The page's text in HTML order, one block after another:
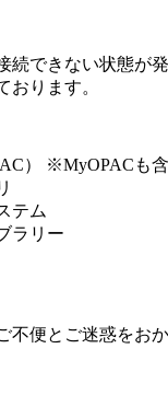
続できない状態が
おります。
） ※MyOPACも
テム
ラリー
不便とご迷惑をお